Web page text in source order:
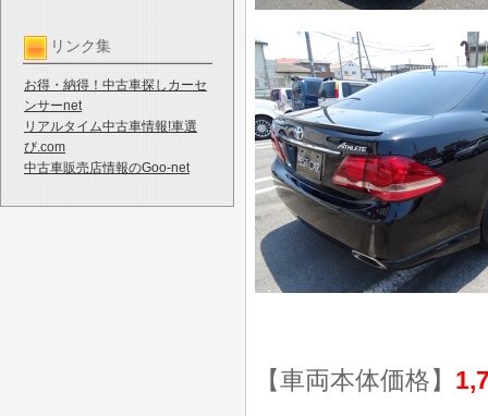
リンク集
お得・納得！中古車探しカーセ
ンサーnet
リアルタイム中古車情報!車選
び.com
中古車販売店情報のGoo-net
【車両本体価格】